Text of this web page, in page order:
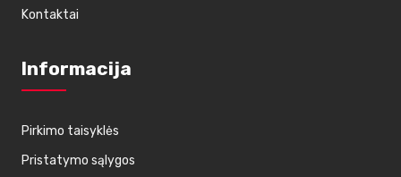
Kontaktai
Informacija
Pirkimo taisyklės
Pristatymo sąlygos